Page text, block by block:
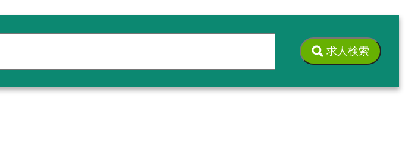
求人検索